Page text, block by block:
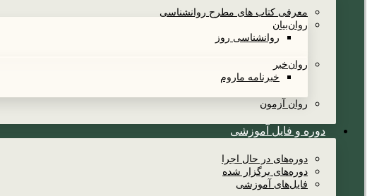
معرفی کتاب های مطرح روانشناسی
روان‌بیان
روانشناسی روز
روان‌خبر
خبرنامه ماروم
روان آزمون
دوره و فایل آموزشی
دوره‌های در حال اجرا
دوره‌های برگزار شده
فایل‌های آموزشی